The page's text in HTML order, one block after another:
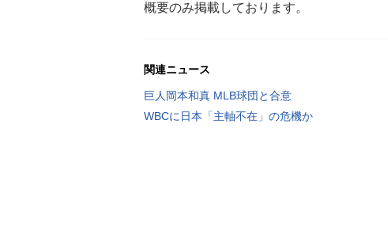
概要のみ掲載しております。
関連ニュース
巨人岡本和真 MLB球団と合意
WBCに日本「主軸不在」の危機か